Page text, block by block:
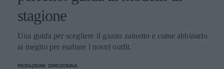
stagione
Una guida per scegliere il giusto zainetto e come abbinarlo
al meglio per esaltare i nostri outfit.
REDAZIONE DIREDONNA